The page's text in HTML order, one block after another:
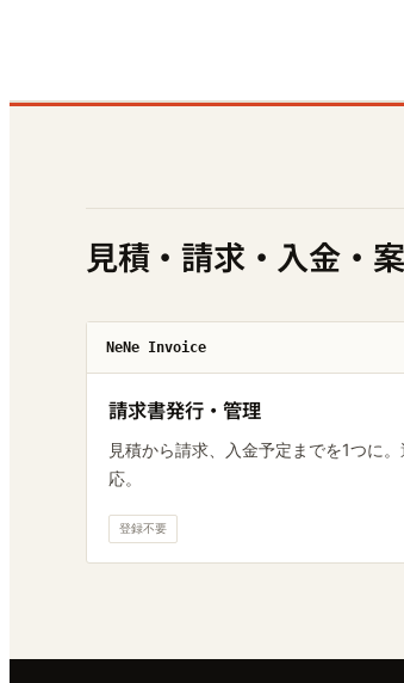
見積・請求・入金・
NeNe Invoice
請求書発行・管理
見積から請求、入金予定までを1つに
応。
登録不要